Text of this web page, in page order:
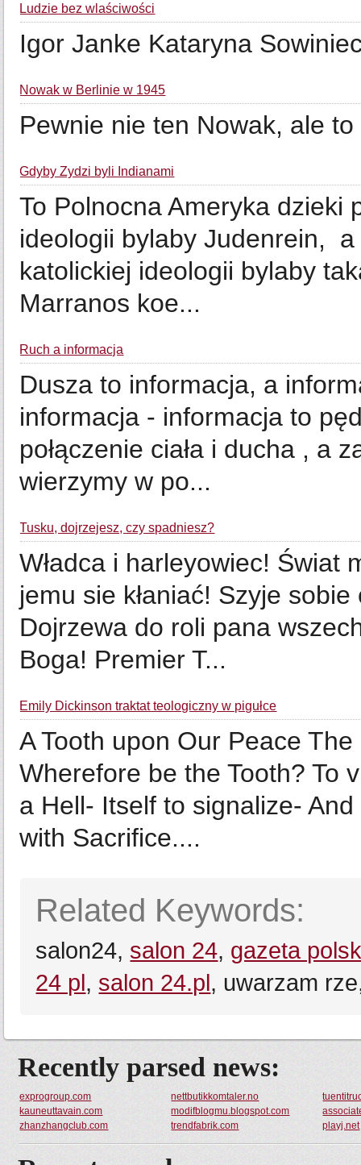
Ludzie bez wlaściwości
Igor Janke Kataryna
Nowak w Berlinie w 1945
Pewnie nie ten Nowak, ale
Gdyby Zydzi byli Indianami
To Polnocna Ameryka dzieki
ideologii bylaby Judenrein,
katolickiej ideologii bylaby
Marranos koe...
Ruch a informacja
Dusza to informacja, a
informacja - informacja to
połączenie ciała i ducha , a
wierzymy w po...
Tusku, dojrzejesz, czy spadniesz?
Władca i harleyowiec! Świat
jemu sie kłaniać! Szyje
Dojrzewa do roli pana
Boga! Premier T...
Emily Dickinson traktat teologiczny w pigułce
A Tooth upon Our Peace
Wherefore be the Tooth? To
a Hell- Itself to signalize-
with Sacrifice....
Related Keywords:
salon24, salon 24, gazeta
24 pl, salon 24.pl, uwarzam
Recently parsed news:
exprogroup.com nettbutikkomtaler.no
kauneuttavain.com
modifblogmu.blogspot.com
zhanzhangclub.com
trendfabrik.com playj.net